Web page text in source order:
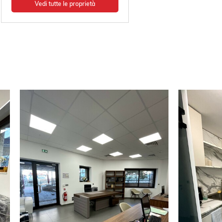
Vedi tutte le proprietà